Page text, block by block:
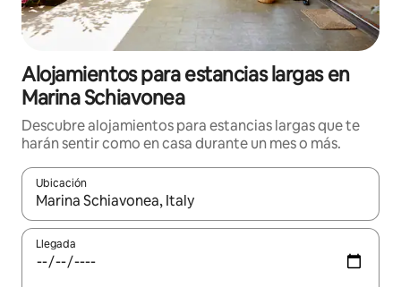
Alojamientos para estancias largas en
Marina Schiavonea
Descubre alojamientos para estancias largas que te
harán sentir como en casa durante un mes o más.
Ubicación
Cuando los resultados estén disponibles, podrás navegar
Llegada